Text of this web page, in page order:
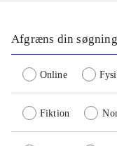
Afgræns din søgning
Online
Fiktion